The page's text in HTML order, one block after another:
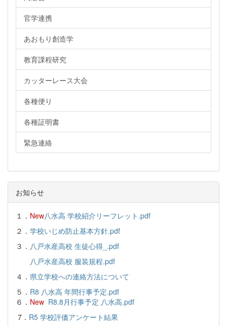
官学連携
あおもり創造学
教育課程研究
カッターレース大会
各種便り
各種証明書
緊急連絡
お知らせ
１． New八水高 学校紹介リーフレット.pdf
２． 学校いじめ防止基本方針.pdf
３． 八戸水産高校 生徒心得_.pdf
八戸水産高校 服装規程.pdf
４． 県立学校への連絡方法について
５． R8 八水高 年間行事予定.pdf
６． New R8.8月行事予定 八水高.pdf
7． R5 学校評価アンケート結果